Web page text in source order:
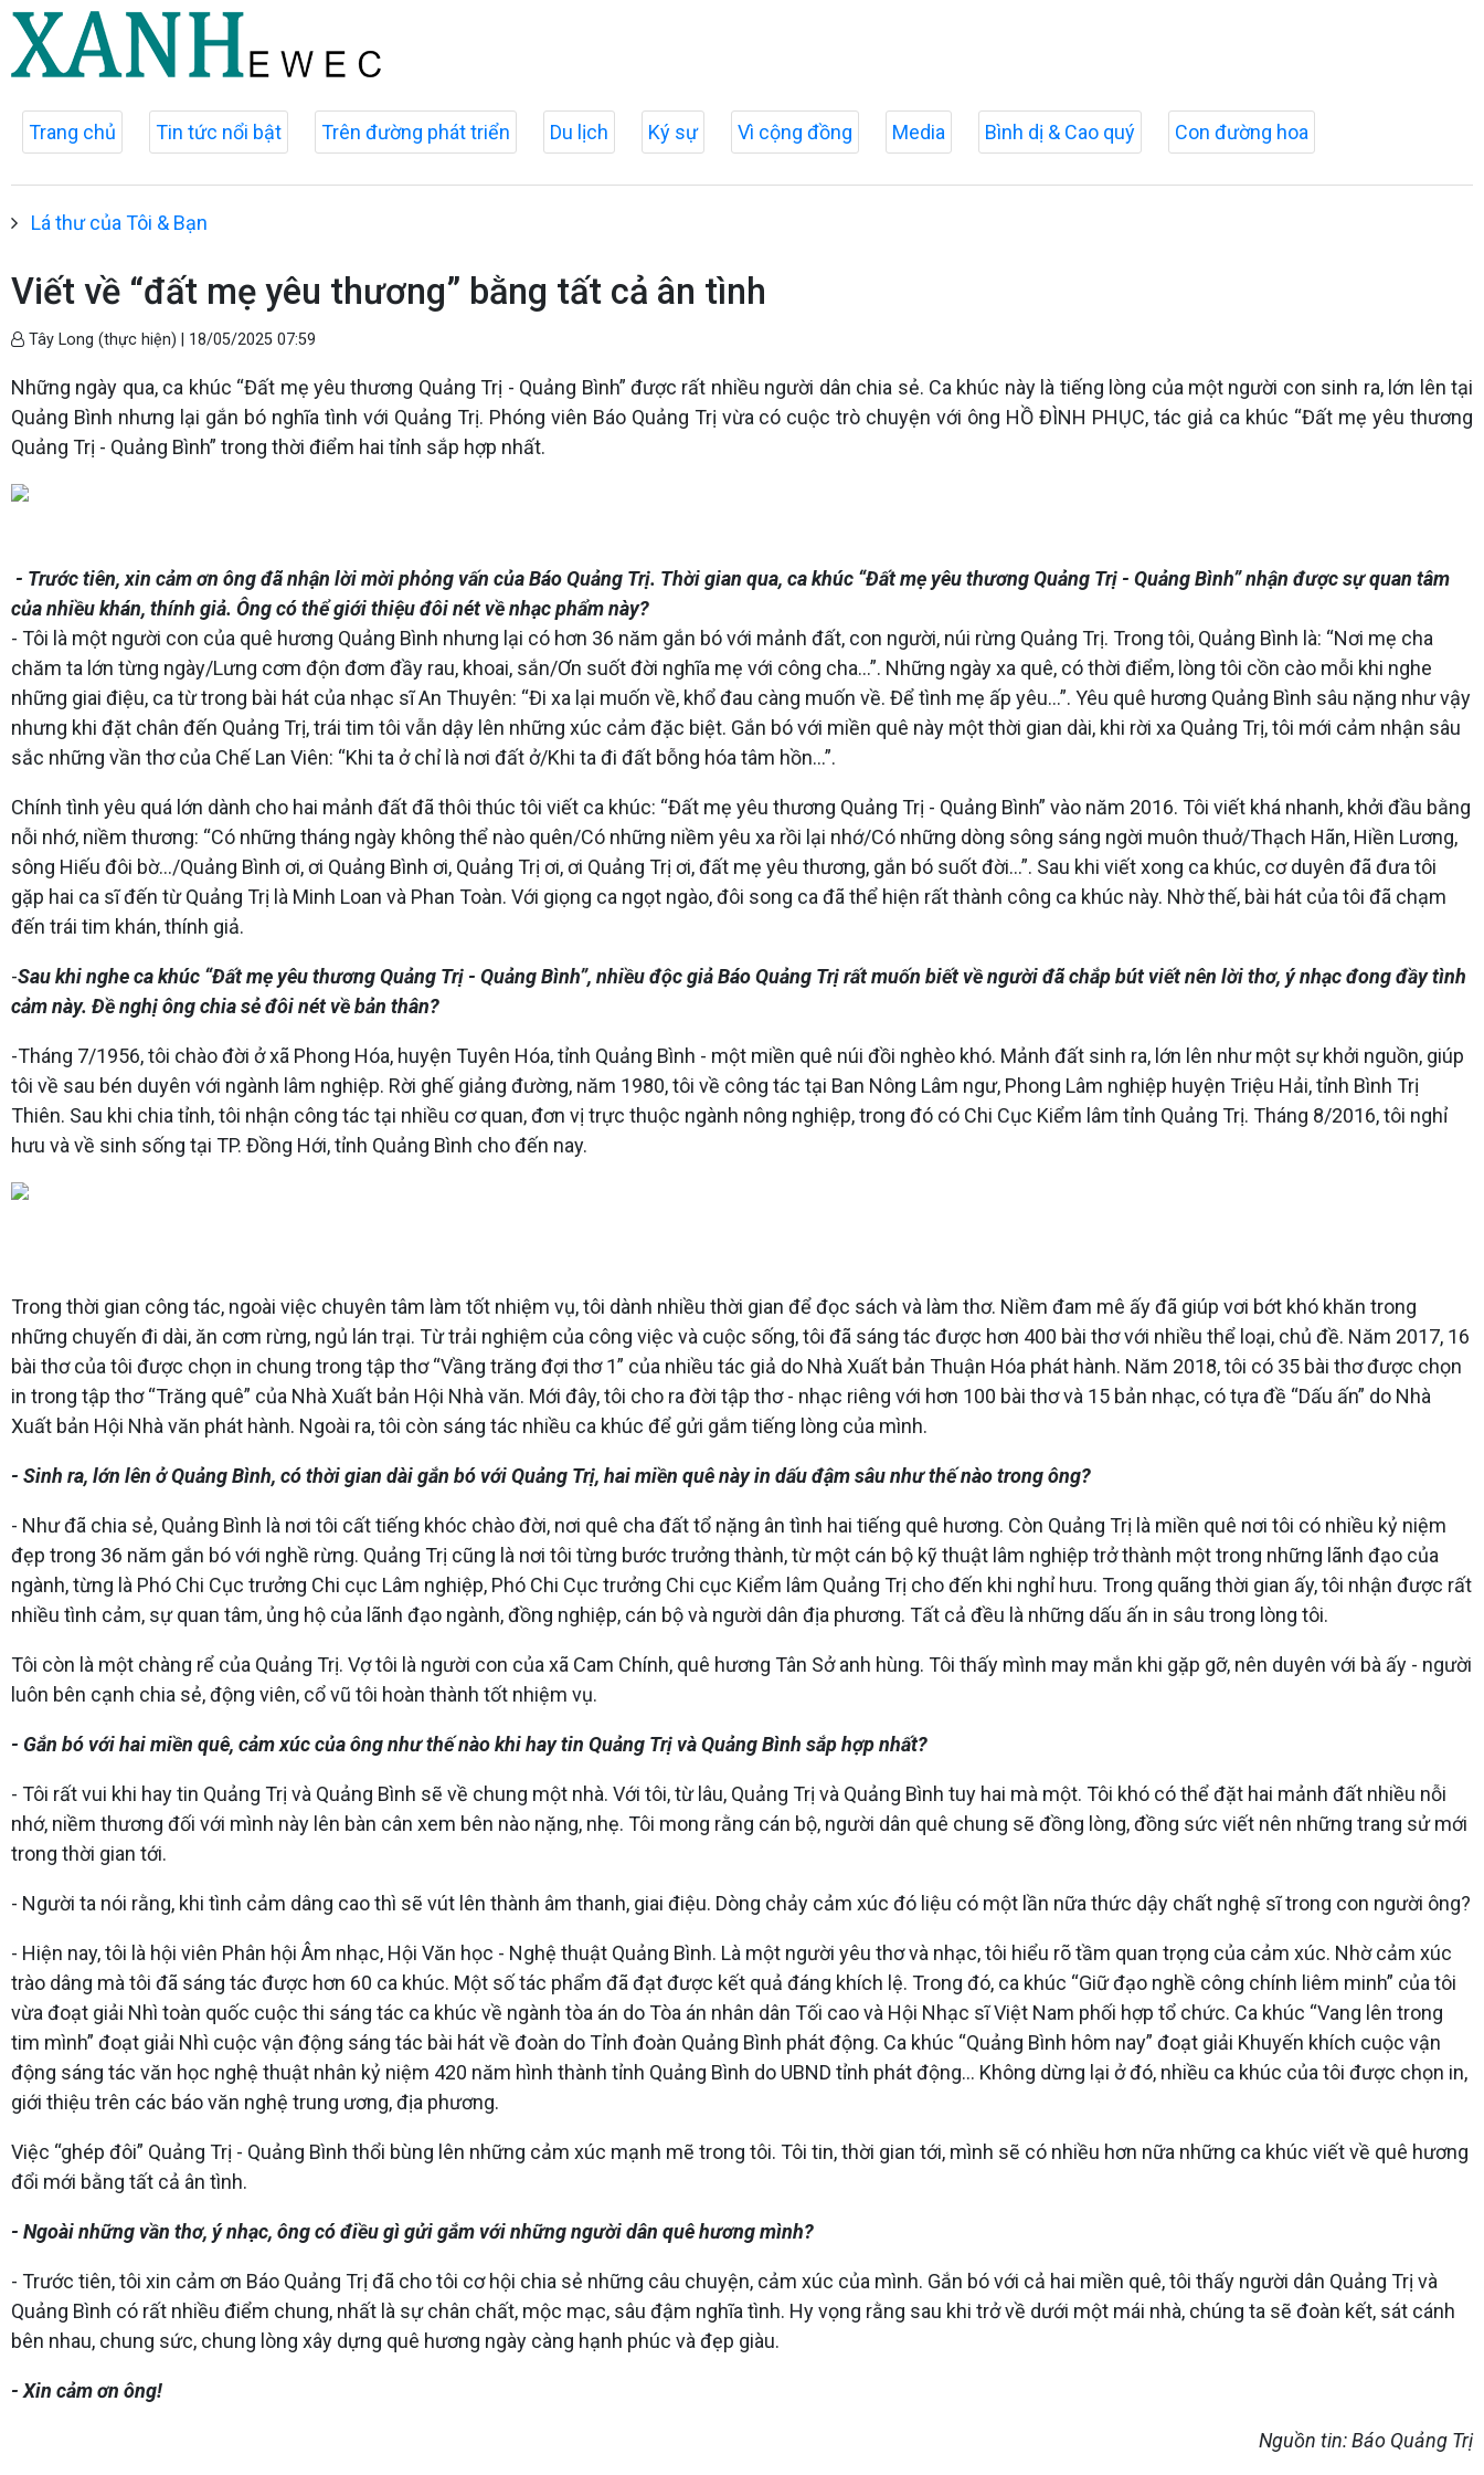
Trang chủ Tin tức nổi bật Trên đường phát triển Du lịch Ký sự Vì cộng đồng Media Bình dị & Cao quý Con đường hoa
Lá thư của Tôi & Bạn
Viết về “đất mẹ yêu thương” bằng tất cả ân tình
Tây Long (thực hiện) | 18/05/2025 07:59
Những ngày qua, ca khúc “Đất mẹ yêu thương Quảng Trị - Quảng Bình” được rất nhiều người dân chia sẻ. Ca khúc này là tiếng lòng của một người con sinh ra, lớn lên tại
Quảng Bình nhưng lại gắn bó nghĩa tình với Quảng Trị. Phóng viên Báo Quảng Trị vừa có cuộc trò chuyện với ông HỒ ĐÌNH PHỤC, tác giả ca khúc “Đất mẹ yêu thương
Quảng Trị - Quảng Bình” trong thời điểm hai tỉnh sắp hợp nhất.
- Trước tiên, xin cảm ơn ông đã nhận lời mời phỏng vấn của Báo Quảng Trị. Thời gian qua, ca khúc “Đất mẹ yêu thương Quảng Trị - Quảng Bình” nhận được sự quan tâm
của nhiều khán, thính giả. Ông có thể giới thiệu đôi nét về nhạc phẩm này?
- Tôi là một người con của quê hương Quảng Bình nhưng lại có hơn 36 năm gắn bó với mảnh đất, con người, núi rừng Quảng Trị. Trong tôi, Quảng Bình là: “Nơi mẹ cha
chăm ta lớn từng ngày/Lưng cơm độn đơm đầy rau, khoai, sắn/Ơn suốt đời nghĩa mẹ với công cha...”. Những ngày xa quê, có thời điểm, lòng tôi cồn cào mỗi khi nghe
những giai điệu, ca từ trong bài hát của nhạc sĩ An Thuyên: “Đi xa lại muốn về, khổ đau càng muốn về. Để tình mẹ ấp yêu...”. Yêu quê hương Quảng Bình sâu nặng như vậy
nhưng khi đặt chân đến Quảng Trị, trái tim tôi vẫn dậy lên những xúc cảm đặc biệt. Gắn bó với miền quê này một thời gian dài, khi rời xa Quảng Trị, tôi mới cảm nhận sâu
sắc những vần thơ của Chế Lan Viên: “Khi ta ở chỉ là nơi đất ở/Khi ta đi đất bỗng hóa tâm hồn...”.
Chính tình yêu quá lớn dành cho hai mảnh đất đã thôi thúc tôi viết ca khúc: “Đất mẹ yêu thương Quảng Trị - Quảng Bình” vào năm 2016. Tôi viết khá nhanh, khởi đầu bằng
nỗi nhớ, niềm thương: “Có những tháng ngày không thể nào quên/Có những niềm yêu xa rồi lại nhớ/Có những dòng sông sáng ngời muôn thuở/Thạch Hãn, Hiền Lương,
sông Hiếu đôi bờ.../Quảng Bình ơi, ơi Quảng Bình ơi, Quảng Trị ơi, ơi Quảng Trị ơi, đất mẹ yêu thương, gắn bó suốt đời...”. Sau khi viết xong ca khúc, cơ duyên đã đưa tôi
gặp hai ca sĩ đến từ Quảng Trị là Minh Loan và Phan Toàn. Với giọng ca ngọt ngào, đôi song ca đã thể hiện rất thành công ca khúc này. Nhờ thế, bài hát của tôi đã chạm
đến trái tim khán, thính giả.
-Sau khi nghe ca khúc “Đất mẹ yêu thương Quảng Trị - Quảng Bình”, nhiều độc giả Báo Quảng Trị rất muốn biết về người đã chắp bút viết nên lời thơ, ý nhạc đong đầy tình
cảm này. Đề nghị ông chia sẻ đôi nét về bản thân?
-Tháng 7/1956, tôi chào đời ở xã Phong Hóa, huyện Tuyên Hóa, tỉnh Quảng Bình - một miền quê núi đồi nghèo khó. Mảnh đất sinh ra, lớn lên như một sự khởi nguồn, giúp
tôi về sau bén duyên với ngành lâm nghiệp. Rời ghế giảng đường, năm 1980, tôi về công tác tại Ban Nông Lâm ngư, Phong Lâm nghiệp huyện Triệu Hải, tỉnh Bình Trị
Thiên. Sau khi chia tỉnh, tôi nhận công tác tại nhiều cơ quan, đơn vị trực thuộc ngành nông nghiệp, trong đó có Chi Cục Kiểm lâm tỉnh Quảng Trị. Tháng 8/2016, tôi nghỉ
hưu và về sinh sống tại TP. Đồng Hới, tỉnh Quảng Bình cho đến nay.
Trong thời gian công tác, ngoài việc chuyên tâm làm tốt nhiệm vụ, tôi dành nhiều thời gian để đọc sách và làm thơ. Niềm đam mê ấy đã giúp vơi bớt khó khăn trong
những chuyến đi dài, ăn cơm rừng, ngủ lán trại. Từ trải nghiệm của công việc và cuộc sống, tôi đã sáng tác được hơn 400 bài thơ với nhiều thể loại, chủ đề. Năm 2017, 16
bài thơ của tôi được chọn in chung trong tập thơ “Vầng trăng đợi thơ 1” của nhiều tác giả do Nhà Xuất bản Thuận Hóa phát hành. Năm 2018, tôi có 35 bài thơ được chọn
in trong tập thơ “Trăng quê” của Nhà Xuất bản Hội Nhà văn. Mới đây, tôi cho ra đời tập thơ - nhạc riêng với hơn 100 bài thơ và 15 bản nhạc, có tựa đề “Dấu ấn” do Nhà
Xuất bản Hội Nhà văn phát hành. Ngoài ra, tôi còn sáng tác nhiều ca khúc để gửi gắm tiếng lòng của mình.
- Sinh ra, lớn lên ở Quảng Bình, có thời gian dài gắn bó với Quảng Trị, hai miền quê này in dấu đậm sâu như thế nào trong ông?
- Như đã chia sẻ, Quảng Bình là nơi tôi cất tiếng khóc chào đời, nơi quê cha đất tổ nặng ân tình hai tiếng quê hương. Còn Quảng Trị là miền quê nơi tôi có nhiều kỷ niệm
đẹp trong 36 năm gắn bó với nghề rừng. Quảng Trị cũng là nơi tôi từng bước trưởng thành, từ một cán bộ kỹ thuật lâm nghiệp trở thành một trong những lãnh đạo của
ngành, từng là Phó Chi Cục trưởng Chi cục Lâm nghiệp, Phó Chi Cục trưởng Chi cục Kiểm lâm Quảng Trị cho đến khi nghỉ hưu. Trong quãng thời gian ấy, tôi nhận được rất
nhiều tình cảm, sự quan tâm, ủng hộ của lãnh đạo ngành, đồng nghiệp, cán bộ và người dân địa phương. Tất cả đều là những dấu ấn in sâu trong lòng tôi.
Tôi còn là một chàng rể của Quảng Trị. Vợ tôi là người con của xã Cam Chính, quê hương Tân Sở anh hùng. Tôi thấy mình may mắn khi gặp gỡ, nên duyên với bà ấy - người
luôn bên cạnh chia sẻ, động viên, cổ vũ tôi hoàn thành tốt nhiệm vụ.
- Gắn bó với hai miền quê, cảm xúc của ông như thế nào khi hay tin Quảng Trị và Quảng Bình sắp hợp nhất?
- Tôi rất vui khi hay tin Quảng Trị và Quảng Bình sẽ về chung một nhà. Với tôi, từ lâu, Quảng Trị và Quảng Bình tuy hai mà một. Tôi khó có thể đặt hai mảnh đất nhiều nỗi
nhớ, niềm thương đối với mình này lên bàn cân xem bên nào nặng, nhẹ. Tôi mong rằng cán bộ, người dân quê chung sẽ đồng lòng, đồng sức viết nên những trang sử mới
trong thời gian tới.
- Người ta nói rằng, khi tình cảm dâng cao thì sẽ vút lên thành âm thanh, giai điệu. Dòng chảy cảm xúc đó liệu có một lần nữa thức dậy chất nghệ sĩ trong con người ông?
- Hiện nay, tôi là hội viên Phân hội Âm nhạc, Hội Văn học - Nghệ thuật Quảng Bình. Là một người yêu thơ và nhạc, tôi hiểu rõ tầm quan trọng của cảm xúc. Nhờ cảm xúc
trào dâng mà tôi đã sáng tác được hơn 60 ca khúc. Một số tác phẩm đã đạt được kết quả đáng khích lệ. Trong đó, ca khúc “Giữ đạo nghề công chính liêm minh” của tôi
vừa đoạt giải Nhì toàn quốc cuộc thi sáng tác ca khúc về ngành tòa án do Tòa án nhân dân Tối cao và Hội Nhạc sĩ Việt Nam phối hợp tổ chức. Ca khúc “Vang lên trong
tim mình” đoạt giải Nhì cuộc vận động sáng tác bài hát về đoàn do Tỉnh đoàn Quảng Bình phát động. Ca khúc “Quảng Bình hôm nay” đoạt giải Khuyến khích cuộc vận
động sáng tác văn học nghệ thuật nhân kỷ niệm 420 năm hình thành tỉnh Quảng Bình do UBND tỉnh phát động... Không dừng lại ở đó, nhiều ca khúc của tôi được chọn in,
giới thiệu trên các báo văn nghệ trung ương, địa phương.
Việc “ghép đôi” Quảng Trị - Quảng Bình thổi bùng lên những cảm xúc mạnh mẽ trong tôi. Tôi tin, thời gian tới, mình sẽ có nhiều hơn nữa những ca khúc viết về quê hương
đổi mới bằng tất cả ân tình.
- Ngoài những vần thơ, ý nhạc, ông có điều gì gửi gắm với những người dân quê hương mình?
- Trước tiên, tôi xin cảm ơn Báo Quảng Trị đã cho tôi cơ hội chia sẻ những câu chuyện, cảm xúc của mình. Gắn bó với cả hai miền quê, tôi thấy người dân Quảng Trị và
Quảng Bình có rất nhiều điểm chung, nhất là sự chân chất, mộc mạc, sâu đậm nghĩa tình. Hy vọng rằng sau khi trở về dưới một mái nhà, chúng ta sẽ đoàn kết, sát cánh
bên nhau, chung sức, chung lòng xây dựng quê hương ngày càng hạnh phúc và đẹp giàu.
- Xin cảm ơn ông!
Nguồn tin: Báo Quảng Trị